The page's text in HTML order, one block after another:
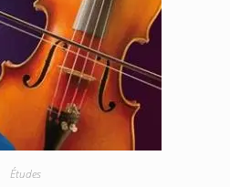
Études